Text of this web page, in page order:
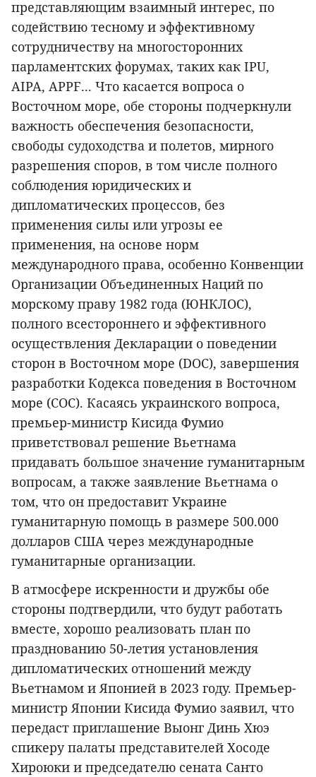
представляющим взаимный интерес, по
содействию тесному и эффективному
сотрудничеству на многосторонних
парламентских форумах, таких как IPU,
AIPA, APPF... Что касается вопроса о
Восточном море, обе стороны подчеркнули
важность обеспечения безопасности,
свободы судоходства и полетов, мирного
разрешения споров, в том числе полного
соблюдения юридических и
дипломатических процессов, без
применения силы или угрозы ее
применения, на основе норм
международного права, особенно Конвенции
Организации Объединенных Наций по
морскому праву 1982 года (ЮНКЛОС),
полного всестороннего и эффективного
осуществления Декларации о поведении
сторон в Восточном море (DOC), завершения
разработки Кодекса поведения в Восточном
море (COC). Касаясь украинского вопроса,
премьер-министр Кисида Фумио
приветствовал решение Вьетнама
придавать большое значение гуманитарным
вопросам, а также заявление Вьетнама о
том, что он предоставит Украине
гуманитарную помощь в размере 500.000
долларов США через международные
гуманитарные организации.
В атмосфере искренности и дружбы обе
стороны подтвердили, что будут работать
вместе, хорошо реализовать план по
празднованию 50-летия установления
дипломатических отношений между
Вьетнамом и Японией в 2023 году. Премьер-
министр Японии Кисида Фумио заявил, что
передаст приглашение Выонг Динь Хюэ
спикеру палаты представителей Хосоде
Хироюки и председателю сената Санто